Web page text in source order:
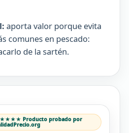
aporta valor porque evita
comunes en pescado:
de la sartén.
Producto probado por